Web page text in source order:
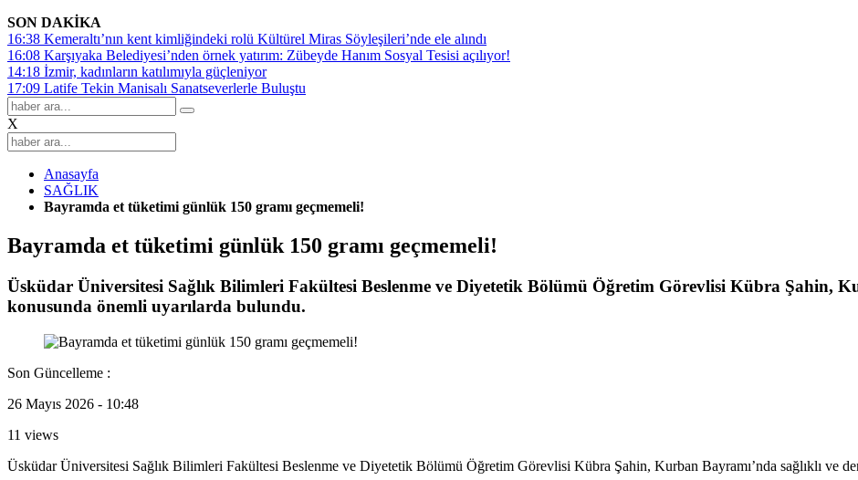
SON DAKİKA
16:38 Kemeraltı’nın kent kimliğindeki rolü Kültürel Miras Söyleşileri’nde ele alındı
16:08 Karşıyaka Belediyesi’nden örnek yatırım: Zübeyde Hanım Sosyal Tesisi açılıyor!
14:18 İzmir, kadınların katılımıyla güçleniyor
17:09 Latife Tekin Manisalı Sanatseverlerle Buluştu
X
Anasayfa
SAĞLIK
Bayramda et tüketimi günlük 150 gramı geçmemeli!
Bayramda et tüketimi günlük 150 gramı geçmemeli!
Üsküdar Üniversitesi Sağlık Bilimleri Fakültesi Beslenme ve Diyetetik Bölümü Öğretim Görevlisi Kübra Şahin,
konusunda önemli uyarılarda bulundu.
Son Güncelleme :
26 Mayıs 2026 - 10:48
11 views
Üsküdar Üniversitesi Sağlık Bilimleri Fakültesi Beslenme ve Diyetetik Bölümü Öğretim Görevlisi Kübra Şahin, Kurban Bayramı’nda sağlıklı ve